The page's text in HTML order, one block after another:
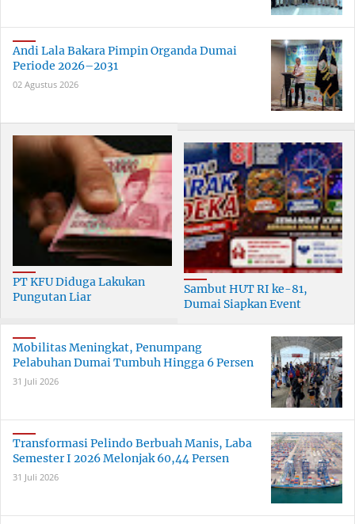
Andi Lala Bakara Pimpin Organda Dumai
Periode 2026–2031
02 Agustus 2026
PT KFU Diduga Lakukan
Pungutan Liar
Dumai
Sambut HUT RI ke-81,
Dumai Siapkan Event
Mobilitas Meningkat, Penumpang
Pelabuhan Dumai Tumbuh Hingga 6 Persen
31 Juli 2026
Transformasi Pelindo Berbuah Manis, Laba
Semester I 2026 Melonjak 60,44 Persen
31 Juli 2026